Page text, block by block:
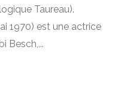
Taureau).
1970) est une actrice
Besch,...